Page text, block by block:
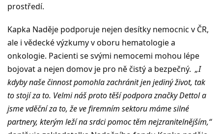
prostředí.
Kapka Naděje podporuje nejen desítky nemocnic v ČR,
ale i vědecké výzkumy v oboru hematologie a
onkologie. Pacienti se svými nemocemi mohou lépe
bojovat a nejen domov je pro ně čistý a bezpečný. „I
kdyby naše činnost pomohla zachránit jen jediný život, tak
to stojí za to. Velmi náš proto těší podpora značky Dettol a
jsme vděční za to, že ve firemním sektoru máme silné
partnery, kterým leží na srdci pomoc těm nejzranitelnějším,“